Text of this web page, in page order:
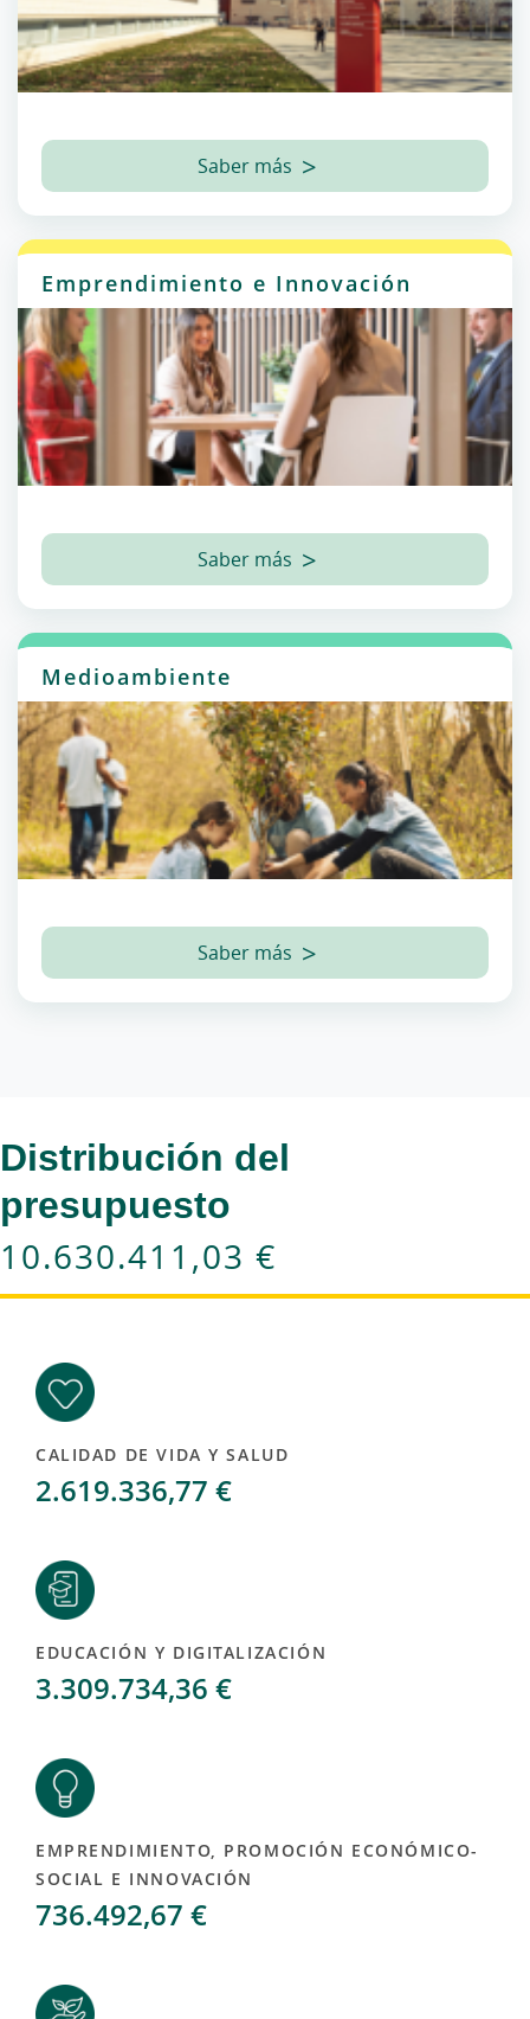
Saber más
Emprendimiento e Innovación
Saber más
Medioambiente
Saber más
Distribución del
presupuesto
10.630.411,03 €
CALIDAD DE VIDA Y SALUD
2.619.336,77 €
EDUCACIÓN Y DIGITALIZACIÓN
3.309.734,36 €
EMPRENDIMIENTO, PROMOCIÓN ECONÓMICO-
SOCIAL E INNOVACIÓN
736.492,67 €